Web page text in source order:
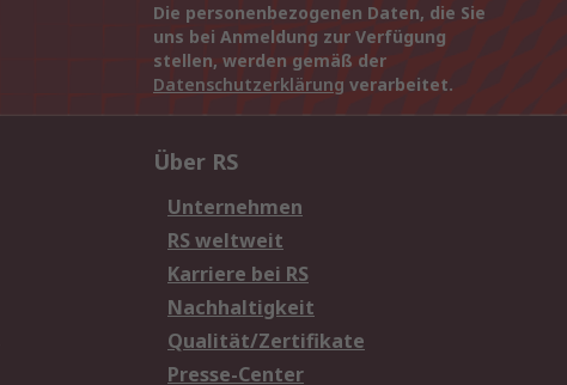
Die personenbezogenen Daten, die Sie
uns bei Anmeldung zur Verfügung
stellen, werden gemäß der
Datenschutzerklärung verarbeitet.
Über RS
Unternehmen
RS weltweit
Karriere bei RS
Nachhaltigkeit
Qualität/Zertifikate
Presse-Center